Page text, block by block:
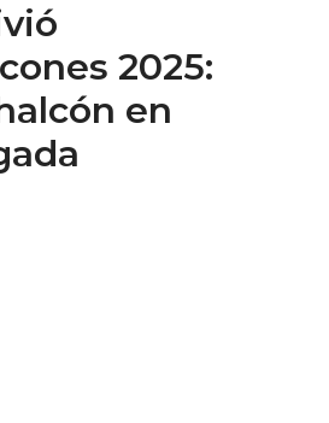
2025:
en